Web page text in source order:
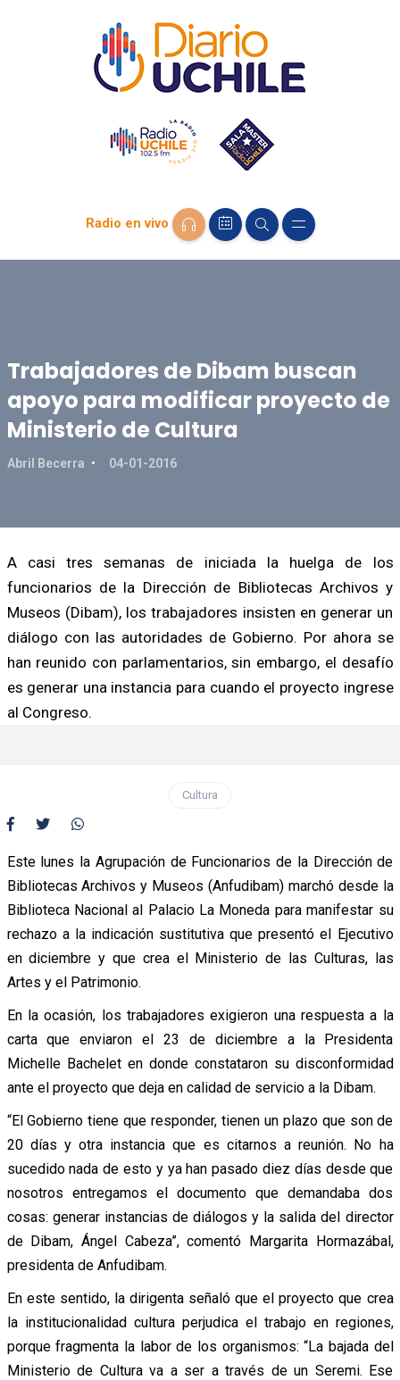
Radio en vivo
Trabajadores de Dibam buscan
apoyo para modificar proyecto de
Ministerio de Cultura
Abril Becerra 04-01-2016
A casi tres semanas de iniciada la huelga de los
funcionarios de la Dirección de Bibliotecas Archivos y
Museos (Dibam), los trabajadores insisten en generar un
diálogo con las autoridades de Gobierno. Por ahora se
han reunido con parlamentarios, sin embargo, el desafío
es generar una instancia para cuando el proyecto ingrese
al Congreso.
Cultura
Este lunes la Agrupación de Funcionarios de la Dirección de
Bibliotecas Archivos y Museos (Anfudibam) marchó desde la
Biblioteca Nacional al Palacio La Moneda para manifestar su
rechazo a la indicación sustitutiva que presentó el Ejecutivo
en diciembre y que crea el Ministerio de las Culturas, las
Artes y el Patrimonio.
En la ocasión, los trabajadores exigieron una respuesta a la
carta que enviaron el 23 de diciembre a la Presidenta
Michelle Bachelet en donde constataron su disconformidad
ante el proyecto que deja en calidad de servicio a la Dibam.
“El Gobierno tiene que responder, tienen un plazo que son de
20 días y otra instancia que es citarnos a reunión. No ha
sucedido nada de esto y ya han pasado diez días desde que
nosotros entregamos el documento que demandaba dos
cosas: generar instancias de diálogos y la salida del director
de Dibam, Ángel Cabeza”, comentó Margarita Hormazábal,
presidenta de Anfudibam.
En este sentido, la dirigenta señaló que el proyecto que crea
la institucionalidad cultura perjudica el trabajo en regiones,
porque fragmenta la labor de los organismos: “La bajada del
Ministerio de Cultura va a ser a través de un Seremi. Ese